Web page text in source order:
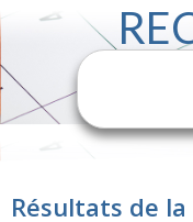
Résultats de